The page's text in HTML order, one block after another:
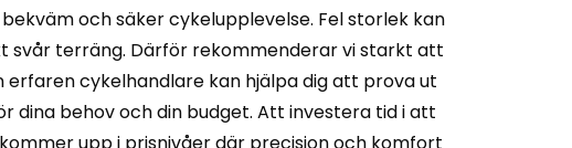
och säker cykelupplevelse. Fel storlek kan
svår terräng. Därför rekommenderar vi starkt att
cykelhandlare kan hjälpa dig att prova ut
dina behov och din budget. Att investera tid i att